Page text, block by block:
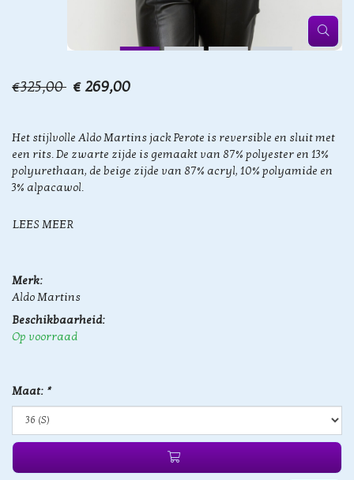
€325,00 € 269,00
Het stijlvolle Aldo Martins jack Perote is reversible en sluit met
een rits. De zwarte zijde is gemaakt van 87% polyester en 13%
polyurethaan, de beige zijde van 87% acryl, 10% polyamide en
3% alpacawol.
LEES MEER
Merk:
Aldo Martins
Beschikbaarheid:
Op voorraad
Maat: *